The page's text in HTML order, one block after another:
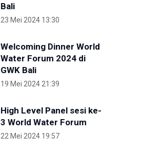
Bali
23 Mei 2024 13:30
Welcoming Dinner World
Water Forum 2024 di
GWK Bali
19 Mei 2024 21:39
High Level Panel sesi ke-
3 World Water Forum
22 Mei 2024 19:57